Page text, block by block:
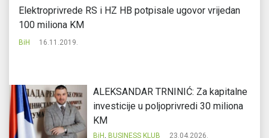
Elektroprivrede RS i HZ HB potpisale ugovor vrijedan
100 miliona KM
BiH 16.11.2019.
ALEKSANDAR TRNINIĆ: Za kapitalne
investicije u poljoprivredi 30 miliona
KM
BiH, BUSINESS KLUB 23.04.2026.